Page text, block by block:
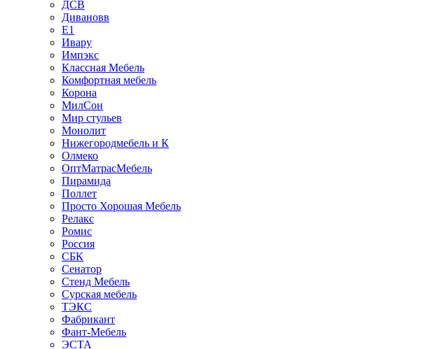
ДСВ
Дивановв
Е1
Ивару
Импэкс
Классная Мебель
Комфортная мебель
Корона
МилСон
Мир стульев
Монолит
Нижегородмебель и К
Олмеко
ОптМатрасМебель
Пирамида
Поллет
Просто Хорошая Мебель
Релакс
Ромис
Россия
СБК
Сенатор
Стенд Мебель
Сурская мебель
ТЭКС
Фабрикант
Фант-Мебель
ЭСТА